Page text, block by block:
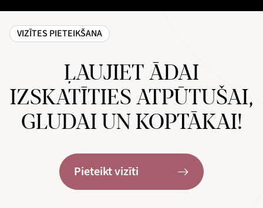
VIZĪTES PIETEIKŠANA
ĻAUJIET ĀDAI
IZSKATĪTIES ATPŪTUŠAI,
GLUDAI UN KOPTĀKAI!
Pieteikt vizīti